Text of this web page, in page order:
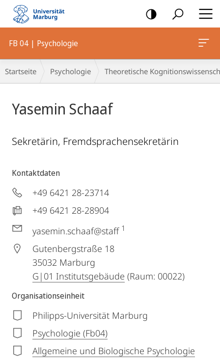
Mobile-
Navigation
FB 04 | Psychologie
Breadcrumb-
Navigation
Startseite Psychologie Theoretische
Yasemin Schaaf
Sekretärin, Fremdsprachensekretärin
Kontaktdaten
+49 6421 28-23714
+49 6421 28-28904
yasemin.schaaf@staff 1
Gutenbergstraße 18
35032 Marburg
G|01 Institutsgebäude (Raum: 00022)
Organisationseinheit
Philipps-Universität Marburg
Psychologie (Fb04)
Allgemeine und Biologische Psychologie